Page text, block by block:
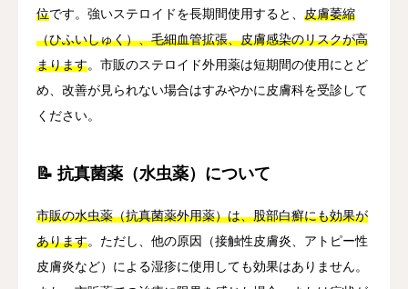
位です。強いステロイドを長期間使用すると、 皮膚萎縮
（ひふいしゅく）、毛細血管拡張、皮膚感染のリスクが高
まります。市販のステロイド外用薬は短期間の使用にとど
め、改善が見られない場合はすみやかに皮膚科を受診して
ください。
📝 抗真菌薬（水虫薬）について
市販の水虫薬（抗真菌薬外用薬）は、股部白癬にも効果が
あります。ただし、他の原因（接触性皮膚炎、アトピー性
皮膚炎など）による湿疹に使用しても効果はありません。